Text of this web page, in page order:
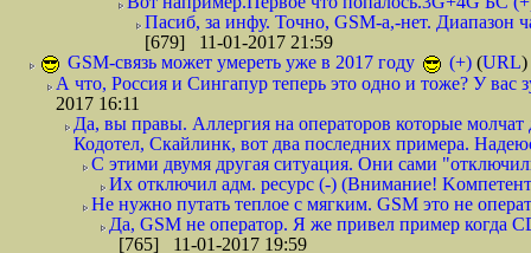
Пасиб, за инфу. Точно, GSM-а,-нет.
[679] 11-01-2017 21:59
GSM-связь может умереть уже в 2017 году
(+) (URL
А что, Россия и Сингапур теперь это одно и тоже? У вас
2017 16:11
Да, вы правы. Аллергия на операторов которые
Кодотел, Скайлинк, вот два последних примера.
С этими двумя другая ситуация. Они сами
Их отключил адм. ресурс (-) (Внимание!
Не нужно путать теплое с мягким. GSM это не
Да, GSM не оператор. Я же привел пример когда
[765] 11-01-2017 19:59